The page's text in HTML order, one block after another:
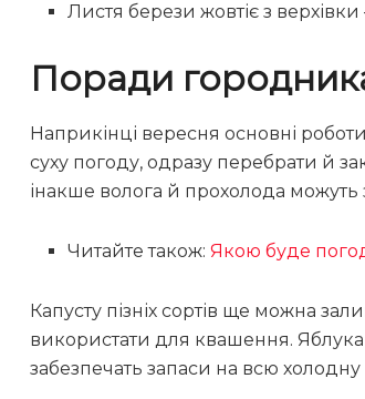
Листя берези жовтіє з
Поради
Наприкінці вересня основні
суху погоду, одразу перебрати й
інакше волога й прохолода можуть
Читайте також:Якою буде
Капусту пізніх сортів ще можна
використати для квашення. Яблука
забезпечать запаси на всю холодну